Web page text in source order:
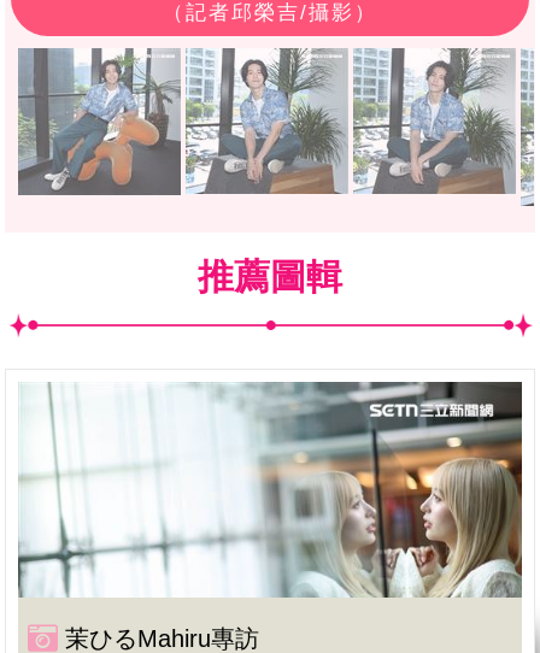
（記者邱榮吉/攝影）
推薦圖輯
茉ひるMahiru專訪